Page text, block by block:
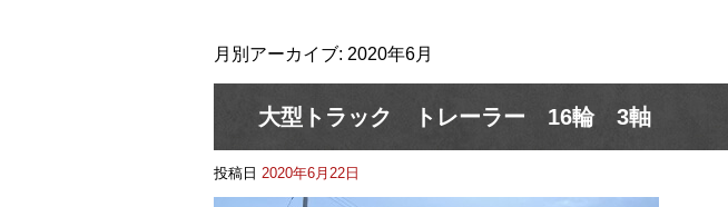
月別アーカイブ: 2020年6月
大型トラック トレーラー 16輪 3軸
投稿日 2020年6月22日